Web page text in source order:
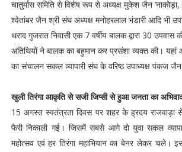
चातुर्मास समिति से विशेष रूप से अध्यक्ष मुकेश जैन
श्वेतांबर जैन श्री संघ अध्यक्ष मनोहरलाल भंडारी आदि भी
थराद गुजरात निवासी एक 7 वर्षीय बालक द्वारा 30
अतिथियों ने बालक का बहुमान कर प्रसंशा व्यक्त की। यहां
का संचालन सकल व्यापारी संघ के वरिष्ठ उपाध्यक्ष पंकज जैन
खुली तिरंगा आकृति से सजी जिप्सी से हुआ जनता का
15 अगस्त स्वतंत्रता दिवस पर शहर के ह्रदय
फैरी निकाली गई। जिसमें सबसे आगे दो युवा सकल
महोत्सव एवं हर तिरंगा महाभियान का बेनर लेकर चले।